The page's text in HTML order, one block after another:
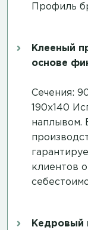
Профиль
Клееный
основе
Сечения:
190х140
наплывом.
клиентов
Кедровый